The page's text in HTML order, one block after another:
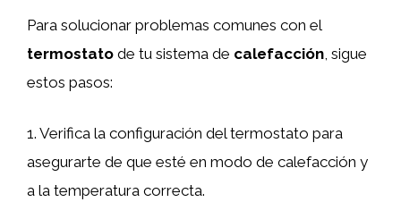
Para solucionar problemas comunes con el
termostato de tu sistema de calefacción , sigue
estos pasos:
1. Verifica la configuración del termostato para
asegurarte de que esté en modo de calefacción y
a la temperatura correcta.